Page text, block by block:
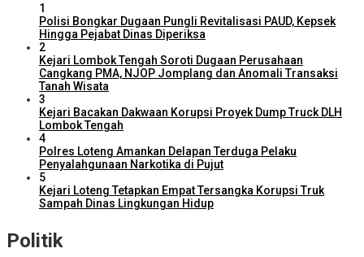
1
Polisi Bongkar Dugaan Pungli Revitalisasi PAUD, Kepsek
Hingga Pejabat Dinas Diperiksa
2
Kejari Lombok Tengah Soroti Dugaan Perusahaan
Cangkang PMA, NJOP Jomplang dan Anomali Transaksi
Tanah Wisata
3
Kejari Bacakan Dakwaan Korupsi Proyek Dump Truck DLH
Lombok Tengah
4
Polres Loteng Amankan Delapan Terduga Pelaku
Penyalahgunaan Narkotika di Pujut
5
Kejari Loteng Tetapkan Empat Tersangka Korupsi Truk
Sampah Dinas Lingkungan Hidup
Politik